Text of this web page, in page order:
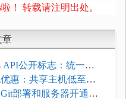
！ 转载请注明出处。
章
API公开标志：统一支
理惠：共享主机低至
折扣
部署和服务器开通更